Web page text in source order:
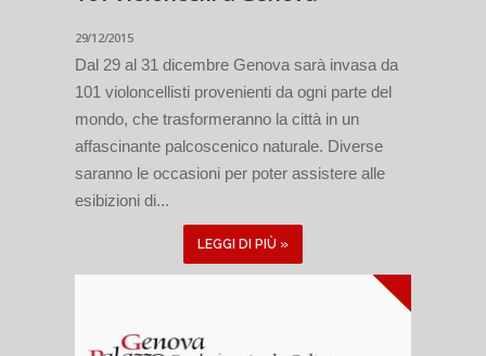
29/12/2015
Dal 29 al 31 dicembre Genova sarà invasa da
101 violoncellisti provenienti da ogni parte del
mondo, che trasformeranno la città in un
affascinante palcoscenico naturale. Diverse
saranno le occasioni per poter assistere alle
esibizioni di...
LEGGI DI PIÙ »